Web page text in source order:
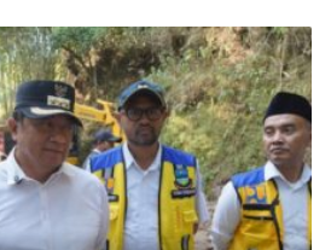
34 8 10 16 34
34 5 5 24 20
Persatuan Sepak Bola Biak Sekitarnya 34 4 6 24 18